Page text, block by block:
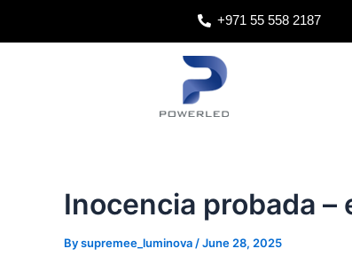
+971 55 558 2187
Inocencia probada –
Bysupremee_luminova /June 28, 2025